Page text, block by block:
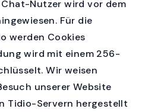
Nutzer wird vor dem
Für die
werden Cookies
wird mit einem 256-
Wir weisen
unserer Website
Tidio-Servern hergestellt